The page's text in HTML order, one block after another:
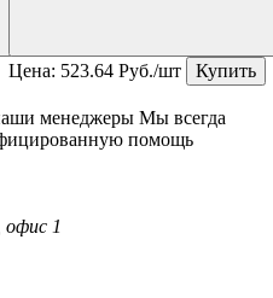
Цена: 523.64 Руб./шт Купить
менеджеры Мы всегда
помощь
офис 1